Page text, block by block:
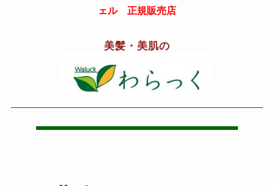
ェル 正規販売店
美髪・美肌の